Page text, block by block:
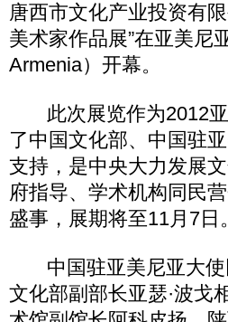
唐西市文化产业投资有
美术家作品展”在亚美尼
Armenia）开幕。
此次展览作为2012亚
了中国文化部、中国驻
支持，是中央大力发展
府指导、学术机构同民
盛事，展期将至11月7日。
中国驻亚美尼亚大使
文化部副部长亚瑟·波戈